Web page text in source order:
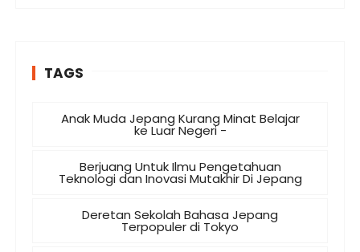
TAGS
Anak Muda Jepang Kurang Minat Belajar
ke Luar Negeri -
Berjuang Untuk Ilmu Pengetahuan
Teknologi dan Inovasi Mutakhir Di Jepang
Deretan Sekolah Bahasa Jepang
Terpopuler di Tokyo